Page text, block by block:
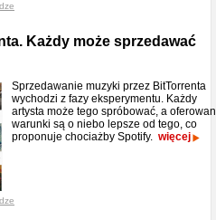
Każdy może sprzedawać
Sprzedawanie muzyki przez BitTorrenta
wychodzi z fazy eksperymentu. Każdy
artysta może tego spróbować, a
warunki są o niebo lepsze od tego, co
proponuje chociażby Spotify. więcej